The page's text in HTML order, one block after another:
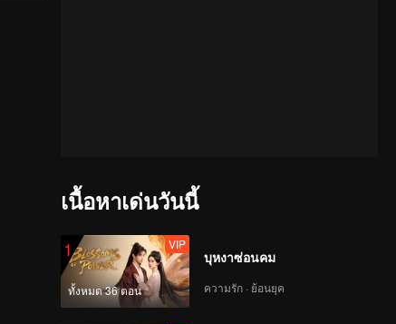
เนื้อหาเด่นวันนี้
1
ทั้งหมด 36 ตอน
VIP
บุหงาซ่อนคม
ความรัก · ย้อนยุค